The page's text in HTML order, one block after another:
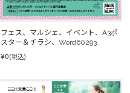
フェス、マルシェ、イベント、A3ポ
スター＆チラシ、Word60293
¥0(税込)